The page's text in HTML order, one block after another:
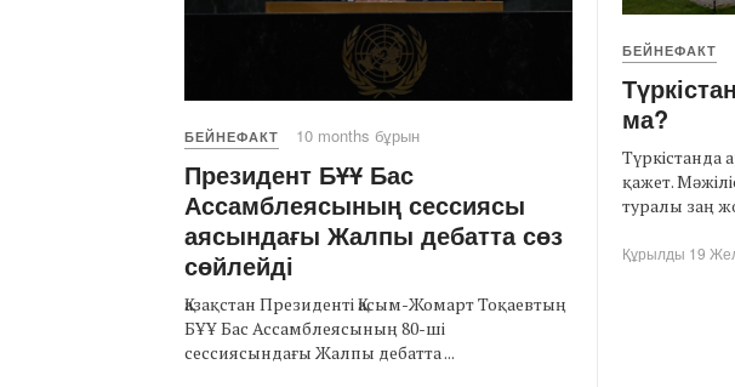
БЕЙНЕФАКТ 10 months бұрын
Президент БҰҰ Бас
Ассамблеясының сессиясы
аясындағы Жалпы дебатта сөз
сөйлейді
Қазақстан Президенті Қасым-Жомарт Тоқаевтың
БҰҰ Бас Ассамблеясының 80-ші
сессиясындағы Жалпы дебатта ...
БЕЙНЕФАКТ
ма?
Түркістанда
қажет.
туралы заң
Құрылды 19